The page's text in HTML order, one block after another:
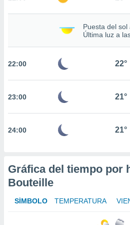
de que
el sitio
para
ni para
aunque
acceder a
web a
Puesta del sol
Última luz a
22:00 22°
23:00 21°
24:00 21°
Gráfica del tiempo por
Bouteille
SÍMBOLO TEMPERATURA